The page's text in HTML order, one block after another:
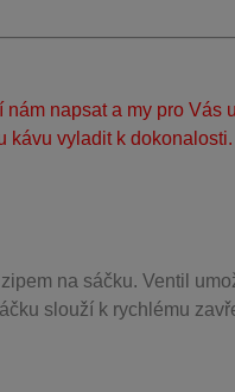
napsat a my pro Vás
kávu vyladit k dokonalosti.
na sáčku. Ventil
slouží k rychlému